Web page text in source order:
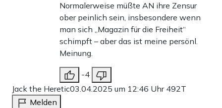
Normalerweise müßte AN ihre Zensur
ober peinlich sein, insbesondere wenn
man sich „Magazin für die Freiheit“
schimpft – aber das ist meine persönl.
Meinung.
-4
Jack the Heretic03.04.2025 um 12:46 Uhr 492T
Melden